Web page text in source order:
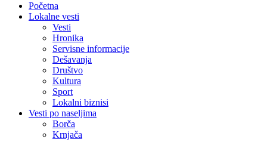
Početna
Lokalne vesti
Vesti
Hronika
Servisne informacije
Dešavanja
Društvo
Kultura
Sport
Lokalni biznisi
Vesti po naseljima
Borča
Krnjača